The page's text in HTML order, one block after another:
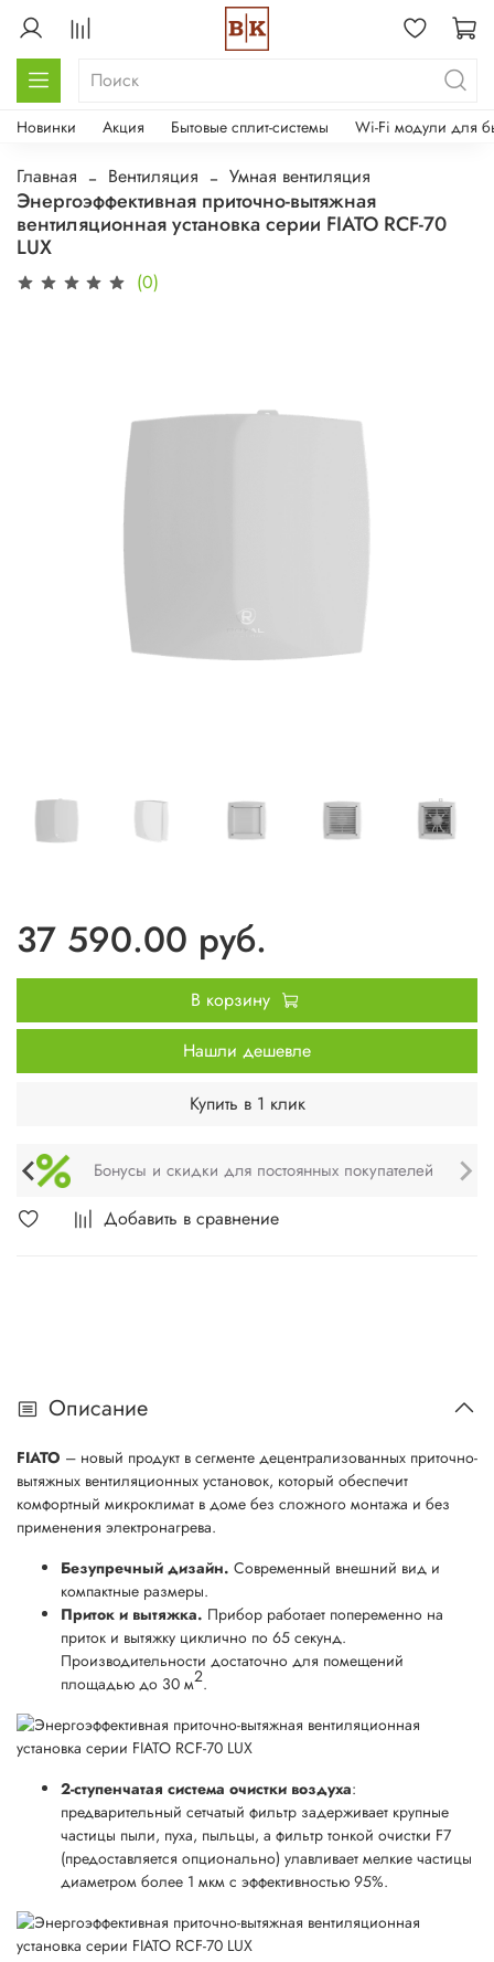
Новинки Акция Бытовые сплит-системы Wi-Fi модули для
Главная Вентиляция Умная вентиляция
Энергоэффективная приточно-вытяжная
вентиляционная установка серии FIATO RCF-70
LUX
(0)
Добавить в сравнение
37 590.00 руб.
В корзину
Нашли дешевле
Купить в 1 клик
Техническое обслуживание и монтаж
Описание
FIATO – новый продукт в сегменте децентрализованных приточно-
вытяжных вентиляционных установок, который обеспечит
комфортный микроклимат в доме без сложного монтажа и без
применения электронагрева.
Безупречный дизайн. Современный внешний вид и
компактные размеры.
Приток и вытяжка. Прибор работает попеременно на
приток и вытяжку циклично по 65 секунд.
Производительности достаточно для помещений
площадью до 30 м2.
2-ступенчатая система очистки воздуха:
предварительный сетчатый фильтр задерживает крупные
частицы пыли, пуха, пыльцы, а фильтр тонкой очистки F7
(предоставляется опционально) улавливает мелкие частицы
диаметром более 1 мкм с эффективностью 95%.